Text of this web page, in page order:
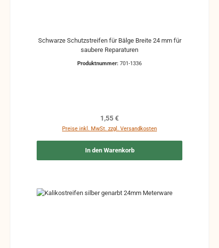
Schwarze Schutzstreifen für Bälge Breite 24 mm für
saubere Reparaturen
Produktnummer: 701-1336
Regulärer Preis:
1,55 €
Preise inkl. MwSt. zzgl. Versandkosten
In den Warenkorb